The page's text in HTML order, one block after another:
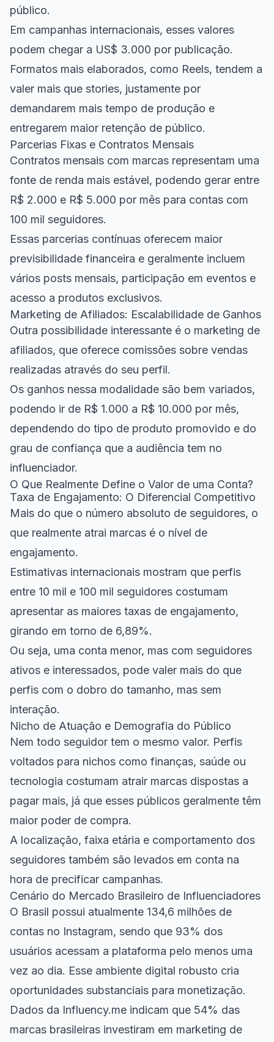
público.
Em campanhas internacionais, esses valores
podem chegar a US$ 3.000 por publicação.
Formatos mais elaborados, como Reels, tendem a
valer mais que stories, justamente por
demandarem mais tempo de produção e
entregarem maior retenção de público.
Parcerias Fixas e Contratos Mensais
Contratos mensais com marcas representam uma
fonte de renda mais estável, podendo gerar entre
R$ 2.000 e R$ 5.000 por mês para contas com
100 mil seguidores.
Essas parcerias contínuas oferecem maior
previsibilidade financeira e geralmente incluem
vários posts mensais, participação em eventos e
acesso a produtos exclusivos.
Marketing de Afiliados: Escalabilidade de Ganhos
Outra possibilidade interessante é o marketing de
afiliados, que oferece comissões sobre vendas
realizadas através do seu perfil.
Os ganhos nessa modalidade são bem variados,
podendo ir de R$ 1.000 a R$ 10.000 por mês,
dependendo do tipo de produto promovido e do
grau de confiança que a audiência tem no
influenciador.
O Que Realmente Define o Valor de uma Conta?
Taxa de Engajamento: O Diferencial Competitivo
Mais do que o número absoluto de seguidores, o
que realmente atrai marcas é o nível de
engajamento.
Estimativas internacionais mostram que perfis
entre 10 mil e 100 mil seguidores costumam
apresentar as maiores taxas de engajamento,
girando em torno de 6,89%.
Ou seja, uma conta menor, mas com seguidores
ativos e interessados, pode valer mais do que
perfis com o dobro do tamanho, mas sem
interação.
Nicho de Atuação e Demografia do Público
Nem todo seguidor tem o mesmo valor. Perfis
voltados para nichos como finanças, saúde ou
tecnologia costumam atrair marcas dispostas a
pagar mais, já que esses públicos geralmente têm
maior poder de compra.
A localização, faixa etária e comportamento dos
seguidores também são levados em conta na
hora de precificar campanhas.
Cenário do Mercado Brasileiro de Influenciadores
O Brasil possui atualmente 134,6 milhões de
contas no Instagram, sendo que 93% dos
usuários acessam a plataforma pelo menos uma
vez ao dia. Esse ambiente digital robusto cria
oportunidades substanciais para monetização.
Dados da Influency.me indicam que 54% das
marcas brasileiras investiram em marketing de